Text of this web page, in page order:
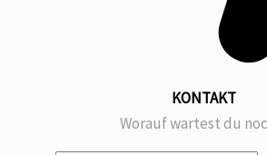
KONTAKT
Worauf wartest du